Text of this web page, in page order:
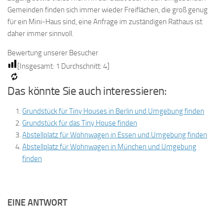
Gemeinden finden sich immer wieder Freiflächen, die groß genug
für ein Mini-Haus sind, eine Anfrage im zuständigen Rathaus ist
daher immer sinnvoll.
Bewertung unserer Besucher
[Insgesamt: 1 Durchschnitt: 4]
Das könnte Sie auch interessieren:
Grundstück für Tiny Houses in Berlin und Umgebung finden
Grundstück für das Tiny House finden
Abstellplatz für Wohnwagen in Essen und Umgebung finden
Abstellplatz für Wohnwagen in München und Umgebung
finden
EINE ANTWORT